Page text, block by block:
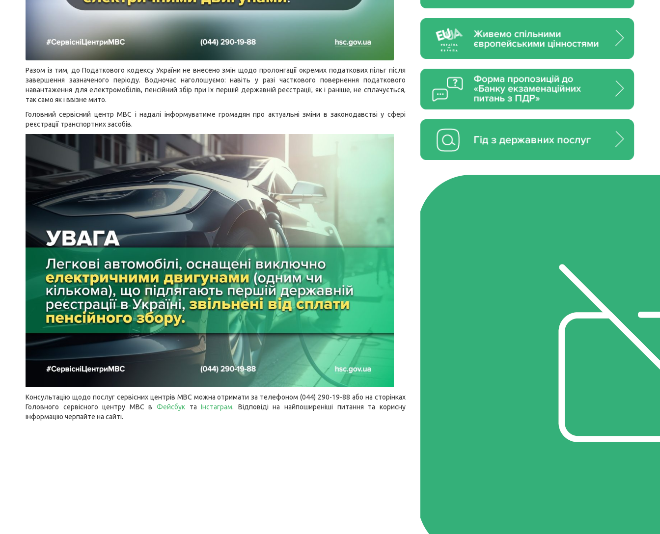
Разом із тим, до Податкового кодексу України не внесено змін щодо пролонгації окремих податкових пільг після
завершення зазначеного періоду. Водночас наголошуємо: навіть у разі часткового повернення податкового
навантаження для електромобілів, пенсійний збір при їх першій державній реєстрації, як і раніше, не сплачується,
так само як і ввізне мито.
Головний сервісний центр МВС і надалі інформуватиме громадян про актуальні зміни в законодавстві у сфері
реєстрації транспортних засобів.
Консультацію щодо послуг сервісних центрів МВС можна отримати за телефоном (044) 290-19-88 або на сторінках
Головного сервісного центру МВС вФейсбук таІнстаграм. Відповіді на найпоширеніші питання та корисну
інформацію черпайте на сайті.